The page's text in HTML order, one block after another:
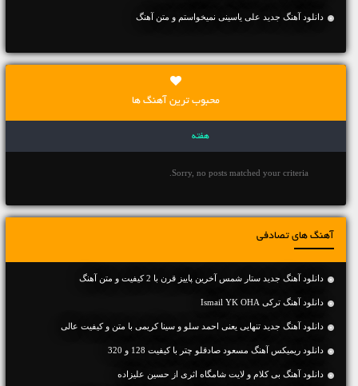
دانلود آهنگ جديد علی یاسینی نمیخواستم و متن آهنگ
محبوب ترین آهنگ ها
هفته
Sorry, no posts matched your criteria.
آهنگ های تصادفی
دانلود آهنگ جديد ستار شمس آخرین پاییز قرن با 2 کیفیت و متن آهنگ
دانلود آهنگ ترکی Ismail YK OHA
دانلود آهنگ جديد تنهایی یعنی احمد سلو و سینا کریمی با متن و کیفیت عالی
دانلود ریمیکس آهنگ مسعود صادقلو چتر با کیفیت 128 و 320
دانلود آهنگ بی کلام و لایت شامگاه اثری از حسین علیزاده